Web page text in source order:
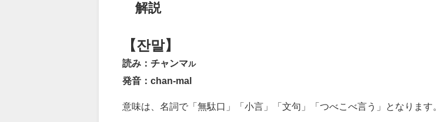
解説
【잔말】
読み：チャンマル
発音：chan-mal
意味は、名詞で「無駄口」「小言」「文句」「つべこべ言う」となります。